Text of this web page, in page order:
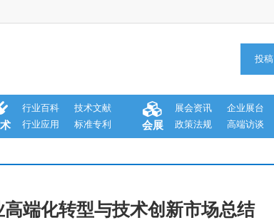
投稿
行业百科
技术文献
行业应用
标准专利 会展
展会资讯
企业展台
政策法规
高端访谈
端化转型与技术创新市场总结